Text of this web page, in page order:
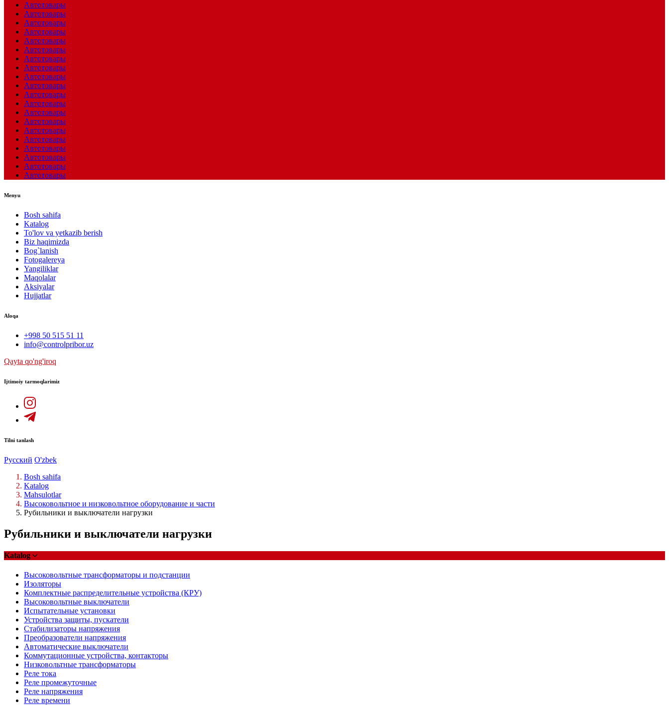
Автотовары
Автотовары
Автотовары
Автотовары
Автотовары
Автотовары
Автотовары
Автотовары
Автотовары
Автотовары
Автотовары
Автотовары
Автотовары
Автотовары
Автотовары
Автотовары
Автотовары
Автотовары
Автотовары
Автотовары
Menyu
Bosh sahifa
Katalog
To'lov va yetkazib berish
Biz haqimizda
Bog`lanish
Fotogalereya
Yangiliklar
Maqolalar
Aksiyalar
Hujjatlar
Aloqa
+998 50 515 51 11
info@controlpribor.uz
Qayta qo'ng'iroq
Ijtimoiy tarmoqlarimiz
Tilni tanlash
Русский O'zbek
Bosh sahifa
Katalog
Mahsulotlar
Высоковольтное и низковольтное оборудование и части
Рубильники и выключатели нагрузки
Рубильники и выключатели нагрузки
Katalog
Высоковольтные трансформаторы и подстанции
Изоляторы
Комплектные распределительные устройства (КРУ)
Высоковольтные выключатели
Испытательные установки
Устройства защиты, пускатели
Стабилизаторы напряжения
Преобразователи напряжения
Автоматические выключатели
Коммутационные устройства, контакторы
Низковольтные трансформаторы
Реле тока
Реле промежуточные
Реле напряжения
Реле времени